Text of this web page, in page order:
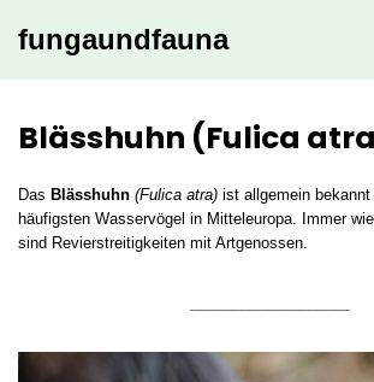
fungaundfauna
Blässhuhn (Fulica
Das Blässhuhn (Fulica atra) ist allgemein bekannt
häufigsten Wasservögel in Mitteleuropa. Immer
sind Revierstreitigkeiten mit Artgenossen.